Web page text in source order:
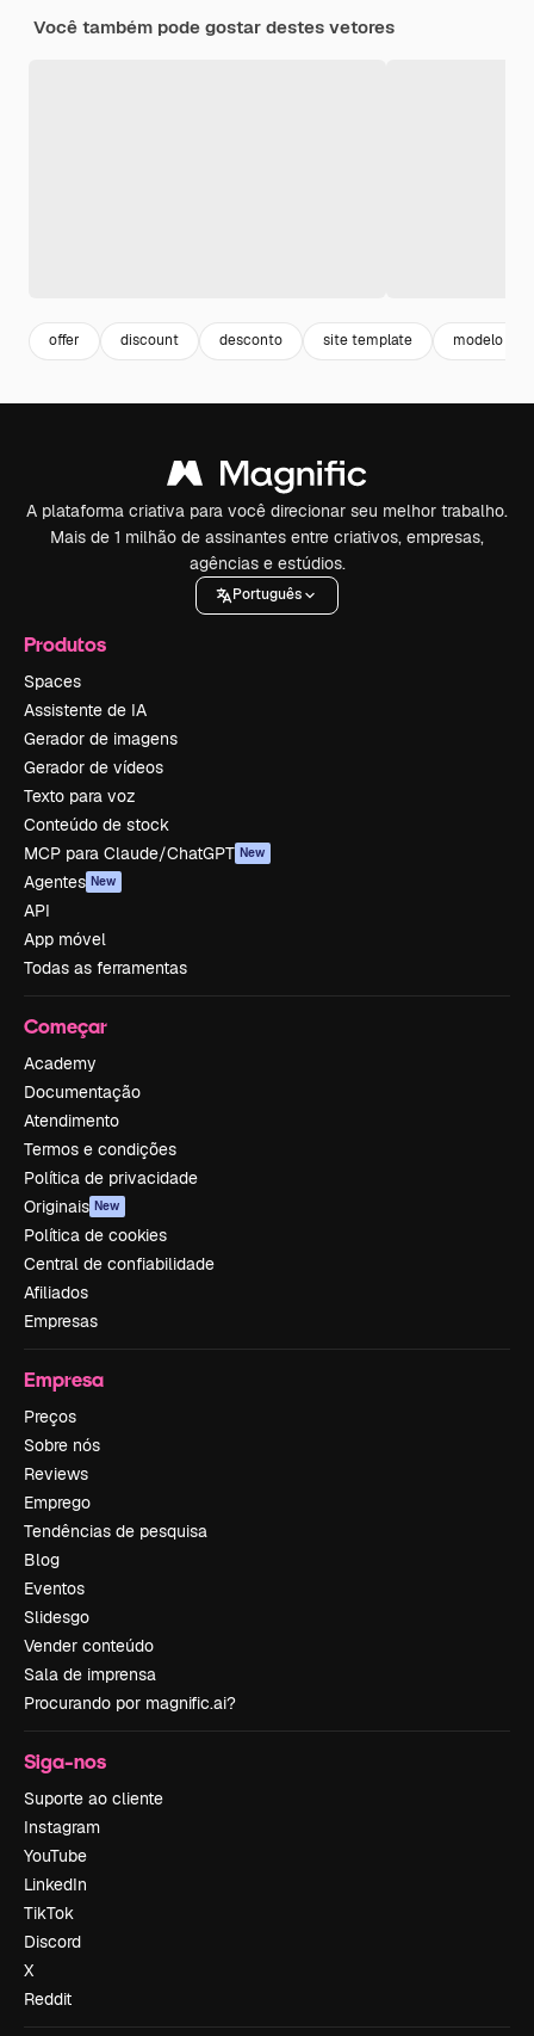
Você também pode gostar destes vetores
offer discount desconto site template modelo site
A plataforma criativa para você direcionar seu melhor trabalho.
Mais de 1 milhão de assinantes entre criativos, empresas,
agências e estúdios.
Português
Produtos
Spaces
Assistente de IA
Gerador de imagens
Gerador de vídeos
Texto para voz
Conteúdo de stock
MCP para Claude/ChatGPT New
Agentes New
API
App móvel
Todas as ferramentas
Começar
Academy
Documentação
Atendimento
Termos e condições
Política de privacidade
Originais New
Política de cookies
Central de confiabilidade
Afiliados
Empresas
Empresa
Preços
Sobre nós
Reviews
Emprego
Tendências de pesquisa
Blog
Eventos
Slidesgo
Vender conteúdo
Sala de imprensa
Procurando por magnific.ai?
Siga-nos
Suporte ao cliente
Instagram
YouTube
LinkedIn
TikTok
Discord
X
Reddit